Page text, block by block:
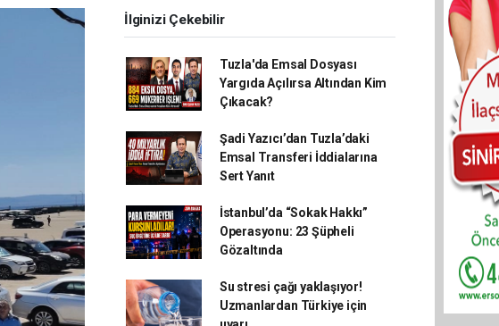
İlginizi Çekebilir
Tuzla'da Emsal Dosyası
Yargıda Açılırsa Altından Kim
Çıkacak?
Şadi Yazıcı’dan Tuzla’daki
Emsal Transferi İddialarına
Sert Yanıt
İstanbul’da “Sokak Hakkı”
Operasyonu: 23 Şüpheli
Gözaltında
Su stresi çağı yaklaşıyor!
Uzmanlardan Türkiye için